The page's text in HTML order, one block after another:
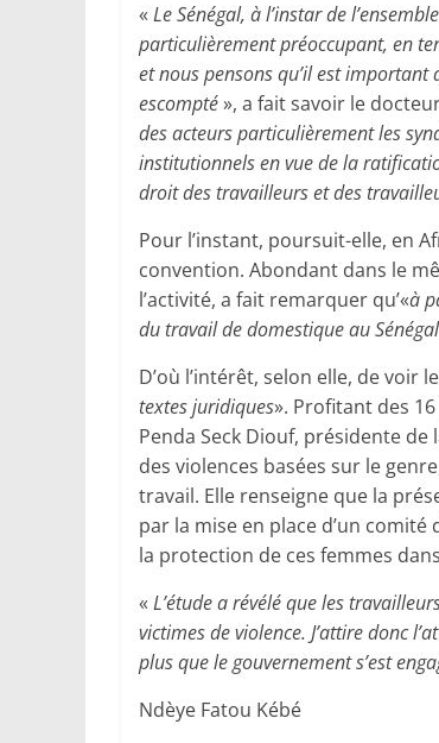
« Le Sénégal, à l’instar de
particulièrement préoccupant, en
et nous pensons qu’il est
escompté», a fait savoir le
des acteurs particulièrement les
institutionnels en vue de la
droit des travailleurs et des
Pour l’instant, poursuit-elle, en
convention. Abondant dans le
l’activité, a fait remarquer qu’«à
du travail de domestique au Sénégal
D’où l’intérêt, selon elle, de voir
textes juridiques». Profitant des
Penda Seck Diouf, présidente
des violences basées sur le
travail. Elle renseigne que la
par la mise en place d’un
la protection de ces femmes
« L’étude a révélé que les
victimes de violence. J’attire donc
plus que le gouvernement s’est
Ndèye Fatou Kébé